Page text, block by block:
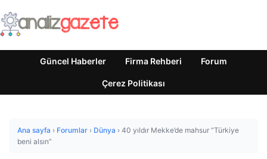
Güncel Haberler Firma Rehberi Forum
Çerez Politikası
Ana sayfa › Forumlar › Dünya › 40 yıldır Mekke’de mahsur “Türkiye
beni alsın”